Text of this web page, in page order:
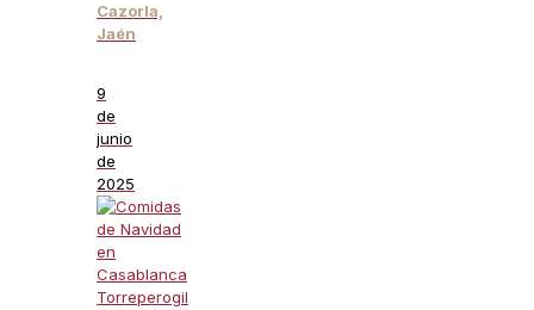
Cazorla,
Jaén
9
de
junio
de
2025